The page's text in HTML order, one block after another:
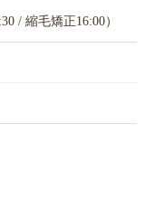
/ 縮毛矯正16:00）